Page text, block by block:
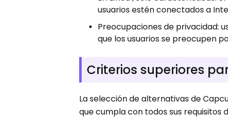
usuarios estén conectados a
Preocupaciones de privacidad:
que los usuarios se preocupen
Criterios superiores
La selección de alternativas de
que cumpla con todos sus requisitos